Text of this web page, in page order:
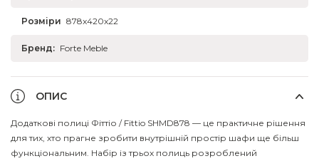
Розміри 878x420x22
Бренд: Forte Meble
ОПИС
Додаткові полиці Фіттіо / Fittio SHMD878 — це практичне рішення
для тих, хто прагне зробити внутрішній простір шафи ще більш
функціональним. Набір із трьох полиць розроблений